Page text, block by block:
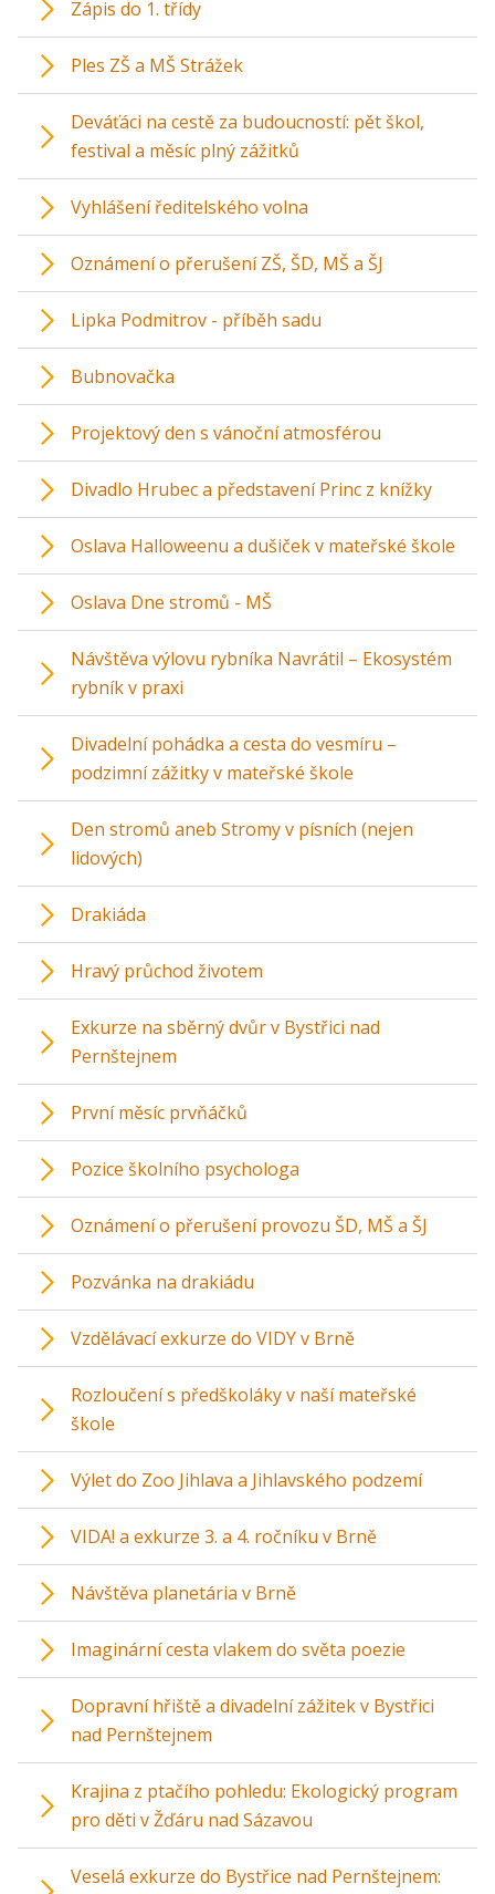
Zápis do 1. třídy
Ples ZŠ a MŠ Strážek
Deváťáci na cestě za budoucností: pět škol,
festival a měsíc plný zážitků
Vyhlášení ředitelského volna
Oznámení o přerušení ZŠ, ŠD, MŠ a ŠJ
Lipka Podmitrov - příběh sadu
Bubnovačka
Projektový den s vánoční atmosférou
Divadlo Hrubec a představení Princ z knížky
Oslava Halloweenu a dušiček v mateřské škole
Oslava Dne stromů - MŠ
Návštěva výlovu rybníka Navrátil – Ekosystém
rybník v praxi
Divadelní pohádka a cesta do vesmíru –
podzimní zážitky v mateřské škole
Den stromů aneb Stromy v písních (nejen
lidových)
Drakiáda
Hravý průchod životem
Exkurze na sběrný dvůr v Bystřici nad
Pernštejnem
První měsíc prvňáčků
Pozice školního psychologa
Oznámení o přerušení provozu ŠD, MŠ a ŠJ
Pozvánka na drakiádu
Vzdělávací exkurze do VIDY v Brně
Rozloučení s předškoláky v naší mateřské
škole
Výlet do Zoo Jihlava a Jihlavského podzemí
VIDA! a exkurze 3. a 4. ročníku v Brně
Návštěva planetária v Brně
Imaginární cesta vlakem do světa poezie
Dopravní hřiště a divadelní zážitek v Bystřici
nad Pernštejnem
Krajina z ptačího pohledu: Ekologický program
pro děti v Žďáru nad Sázavou
Veselá exkurze do Bystřice nad Pernštejnem: